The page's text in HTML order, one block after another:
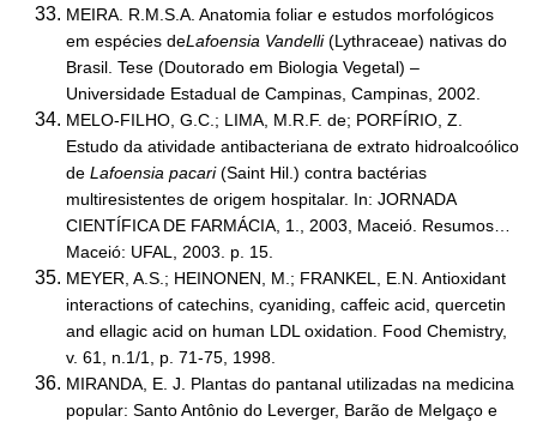
MEIRA. R.M.S.A. Anatomia foliar e estudos morfológicos
em espécies deLafoensia Vandelli(Lythraceae) nativas do
Brasil. Tese (Doutorado em Biologia Vegetal) –
Universidade Estadual de Campinas, Campinas, 2002.
MELO-FILHO, G.C.; LIMA, M.R.F. de; PORFÍRIO, Z.
Estudo da atividade antibacteriana de extrato hidroalcoólico
de Lafoensia pacari(Saint Hil.) contra bactérias
multiresistentes de origem hospitalar. In: JORNADA
CIENTÍFICA DE FARMÁCIA, 1., 2003, Maceió. Resumos…
Maceió: UFAL, 2003. p. 15.
MEYER, A.S.; HEINONEN, M.; FRANKEL, E.N. Antioxidant
interactions of catechins, cyaniding, caffeic acid, quercetin
and ellagic acid on human LDL oxidation. Food Chemistry,
v. 61, n.1/1, p. 71-75, 1998.
MIRANDA, E. J. Plantas do pantanal utilizadas na medicina
popular: Santo Antônio do Leverger, Barão de Melgaço e